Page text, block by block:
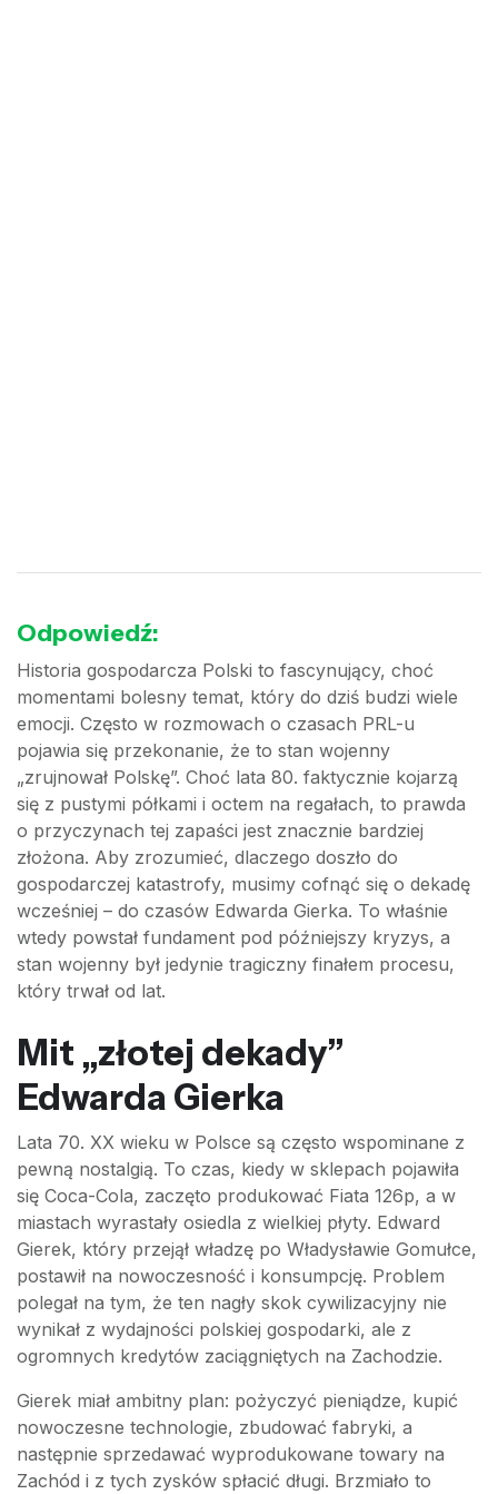
Odpowiedź:
Historia gospodarcza Polski to fascynujący, choć
momentami bolesny temat, który do dziś budzi wiele
emocji. Często w rozmowach o czasach PRL-u
pojawia się przekonanie, że to stan wojenny
„zrujnował Polskę”. Choć lata 80. faktycznie kojarzą
się z pustymi półkami i octem na regałach, to prawda
o przyczynach tej zapaści jest znacznie bardziej
złożona. Aby zrozumieć, dlaczego doszło do
gospodarczej katastrofy, musimy cofnąć się o dekadę
wcześniej – do czasów Edwarda Gierka. To właśnie
wtedy powstał fundament pod późniejszy kryzys, a
stan wojenny był jedynie tragiczny finałem procesu,
który trwał od lat.
Mit „złotej dekady”
Edwarda Gierka
Lata 70. XX wieku w Polsce są często wspominane z
pewną nostalgią. To czas, kiedy w sklepach pojawiła
się Coca-Cola, zaczęto produkować Fiata 126p, a w
miastach wyrastały osiedla z wielkiej płyty. Edward
Gierek, który przejął władzę po Władysławie Gomułce,
postawił na nowoczesność i konsumpcję. Problem
polegał na tym, że ten nagły skok cywilizacyjny nie
wynikał z wydajności polskiej gospodarki, ale z
ogromnych kredytów zaciągniętych na Zachodzie.
Gierek miał ambitny plan: pożyczyć pieniądze, kupić
nowoczesne technologie, zbudować fabryki, a
następnie sprzedawać wyprodukowane towary na
Zachód i z tych zysków spłacić długi. Brzmiało to